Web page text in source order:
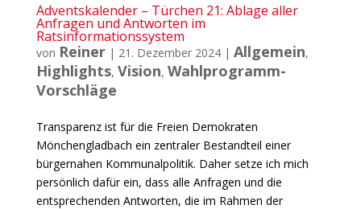
Adventskalender – Türchen 21: Ablage aller
Anfragen und Antworten im
Ratsinformationssystem
von Reiner| 21. Dezember 2024| Allgemein,
Highlights, Vision, Wahlprogramm-
Vorschläge
Transparenz ist für die Freien Demokraten
Mönchengladbach ein zentraler Bestandteil einer
bürgernahen Kommunalpolitik. Daher setze ich mich
persönlich dafür ein, dass alle Anfragen und die
entsprechenden Antworten, die im Rahmen der